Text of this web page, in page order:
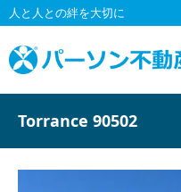
コ
ン
テ
ン
ツ
人と人との絆を大切に
Torrance 90502